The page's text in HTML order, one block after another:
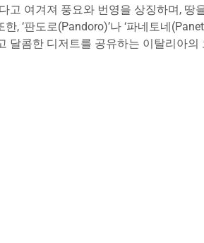
고 여겨져 풍요와 번영을 상징하며, 땅
‘판도로(Pandoro)’나 ‘파네토네
달콤한 디저트를 공유하는 이탈리아의